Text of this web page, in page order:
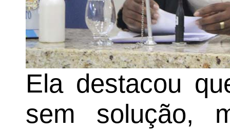
Ela destacou
sem solução,